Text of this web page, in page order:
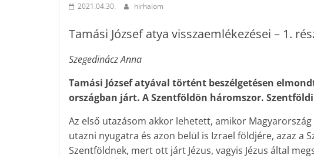
2021.04.30. hirhalom
Tamási József atya visszaemlékezései – 1.
Szegedinácz Anna
Tamási József atyával történt beszélgetésen
országban járt. A Szentföldön háromszor.
Az első utazásom akkor lehetett, amikor
utazni nyugatra és azon belül is Izrael földjére, azaz a
Szentföldnek, mert ott járt Jézus, vagyis Jézus által